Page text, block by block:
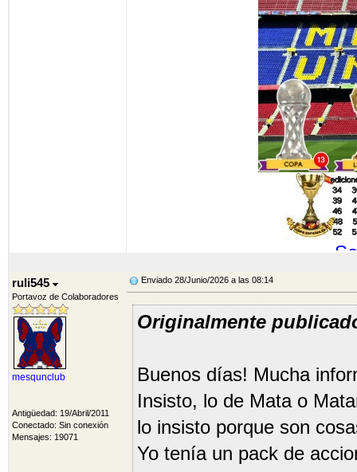
ruli545
Portavoz de Colaboradores
mesqunclub
Antigüedad: 19/Abril/2011
Conectado: Sin conexión
Mensajes: 19071
Enviado 28/Junio/2026 a las 08:14
Originalmente
Buenos días! Mucha
Insisto, lo de Mata o
lo insisto porque son
Yo tenía un pack de